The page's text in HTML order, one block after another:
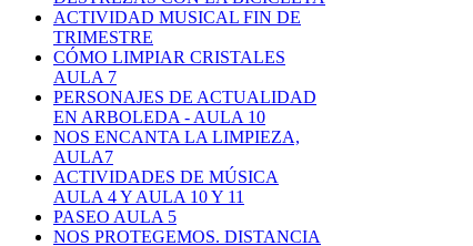
ACTIVIDAD MUSICAL FIN DE
TRIMESTRE
CÓMO LIMPIAR CRISTALES
AULA 7
PERSONAJES DE ACTUALIDAD
EN ARBOLEDA - AULA 10
NOS ENCANTA LA LIMPIEZA,
AULA7
ACTIVIDADES DE MÚSICA
AULA 4 Y AULA 10 Y 11
PASEO AULA 5
NOS PROTEGEMOS. DISTANCIA